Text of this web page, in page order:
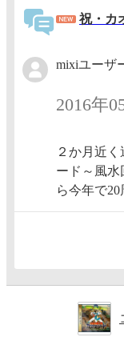
祝・カ
mixiユーザ
2016年
２か月近
ード～風水
ら今年で20